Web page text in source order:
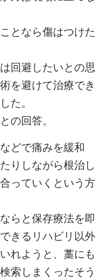
となら傷はつけた
回避したいとの思
を避けて治療でき
た。
の回答。
どで痛みを緩和
りしながら根治し
っていくという方
らと保存療法を即
きるリハビリ以外
れようと、藁にも
索しまくったそう